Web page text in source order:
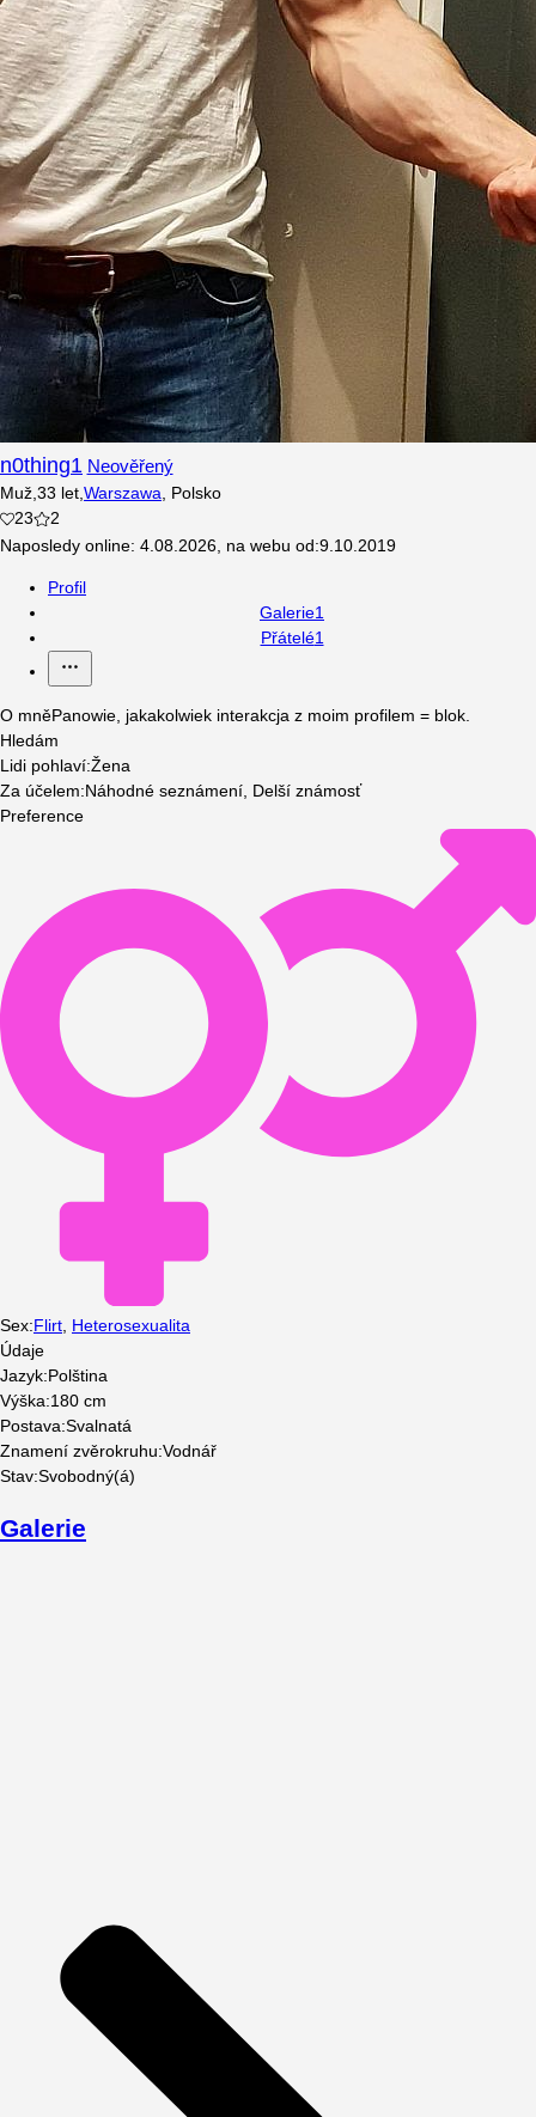
n0thing1 Neověřený
Muž 33 let Warszawa
Polsko
23
2
Naposledy online: 4.08.2026, na webu od:9.10.2019
Profil
Galerie1
Přátelé1
O mněPanowie, jakakolwiek interakcja z moim profilem = blok.
Hledám
Lidi pohlaví:Žena
Za účelem:Náhodné seznámení, Delší známosť
Preference
Sex:Flirt Heterosexualita
Údaje
Jazyk:Polština
Výška:180 cm
Postava:Svalnatá
Znamení zvěrokruhu:Vodnář
Stav:Svobodný(á)
Galerie